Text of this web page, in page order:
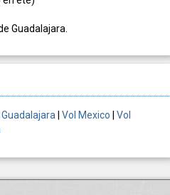
Guadalajara.
Vol Mexico
Vol